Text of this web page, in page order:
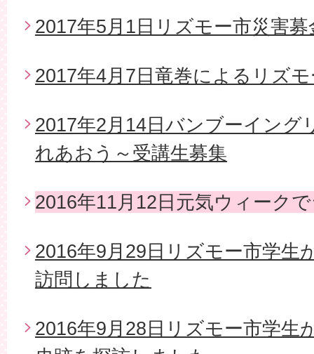
2017年5月1日リズモー市災害
2017年4月7日竜巻によるリズ
2017年2月14日バンブーイング
れあおう～受講生募集
2016年11月12日元気ウィーク
2016年9月29日リズモー市学生
訪問しました
2016年9月28日リズモー市学生